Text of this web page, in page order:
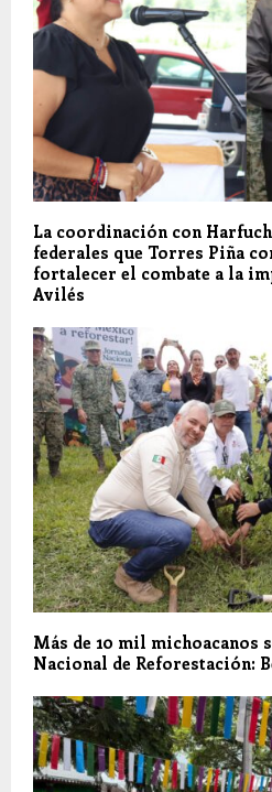
La coordinación con
federales que Torres Piña
fortalecer el combate a la
Avilés
Más de 10 mil michoacanos
Nacional de Reforestación: